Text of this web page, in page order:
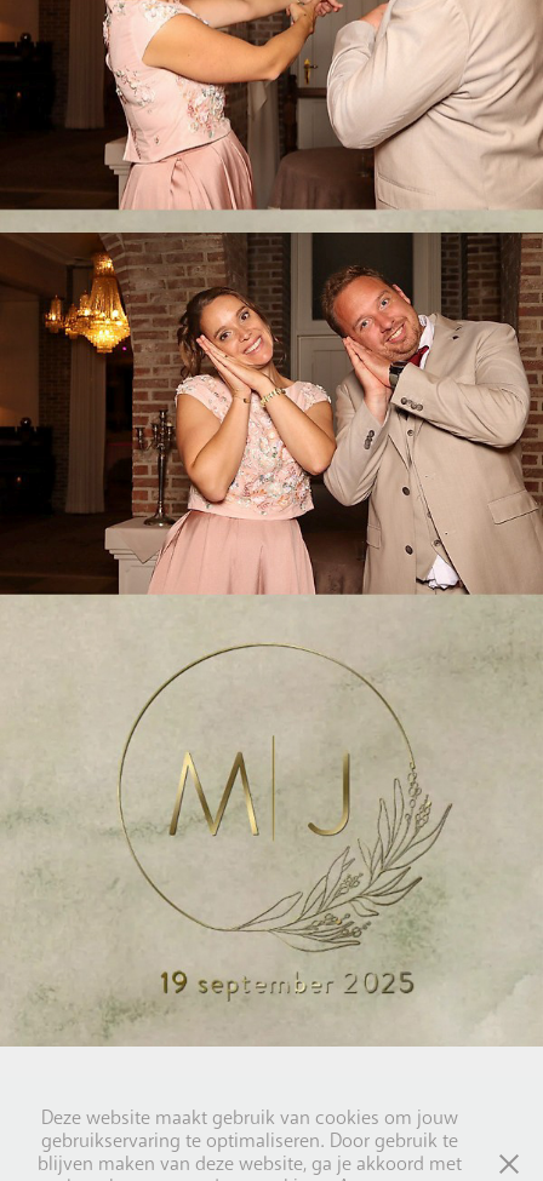
Deze website maakt gebruik van cookies om jouw
gebruikservaring te optimaliseren. Door gebruik te
blijven maken van deze website, ga je akkoord met